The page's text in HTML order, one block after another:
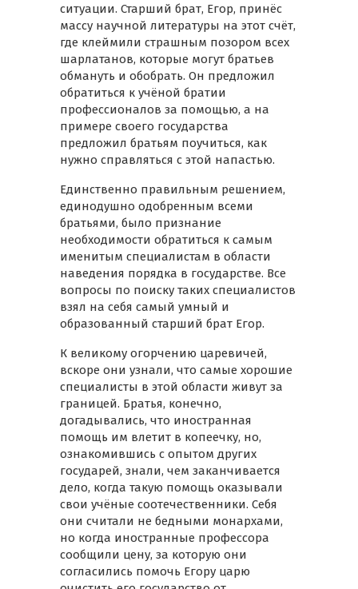
ситуации. Старший брат, Егор, принёс
массу научной литературы на этот счёт,
где клеймили страшным позором всех
шарлатанов, которые могут братьев
обмануть и обобрать. Он предложил
обратиться к учёной братии
профессионалов за помощью, а на
примере своего государства
предложил братьям поучиться, как
нужно справляться с этой напастью.
Единственно правильным решением,
единодушно одобренным всеми
братьями, было признание
необходимости обратиться к самым
именитым специалистам в области
наведения порядка в государстве. Все
вопросы по поиску таких специалистов
взял на себя самый умный и
образованный старший брат Егор.
К великому огорчению царевичей,
вскоре они узнали, что самые хорошие
специалисты в этой области живут за
границей. Братья, конечно,
догадывались, что иностранная
помощь им влетит в копеечку, но,
ознакомившись с опытом других
государей, знали, чем заканчивается
дело, когда такую помощь оказывали
свои учёные соотечественники. Себя
они считали не бедными монархами,
но когда иностранные профессора
сообщили цену, за которую они
согласились помочь Егору царю